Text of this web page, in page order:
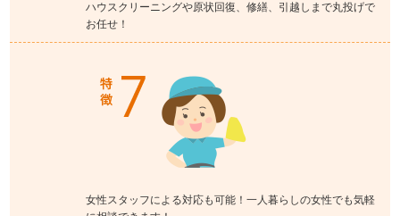
ハウスクリーニングや原状回復、修繕、引越しまで丸投げで
お任せ！
女性スタッフによる対応も可能！一人暮らしの女性でも気軽